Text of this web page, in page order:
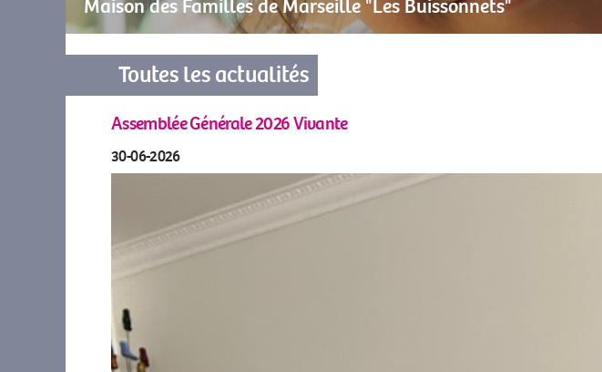
Maison des Familles de Marseille "Les Buissonnets"
Toutes les actualités
Assemblée Générale 2026 Vivante
30-06-2026